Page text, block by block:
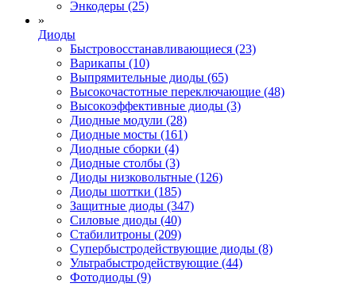
Энкодеры (25)
»
Диоды
Быстровосстанавливающиеся (23)
Варикапы (10)
Выпрямительные диоды (65)
Высокочастотные переключающие (48)
Высокоэффективные диоды (3)
Диодные модули (28)
Диодные мосты (161)
Диодные сборки (4)
Диодные столбы (3)
Диоды низковольтные (126)
Диоды шоттки (185)
Защитные диоды (347)
Силовые диоды (40)
Стабилитроны (209)
Супербыстродействующие диоды (8)
Ультрабыстродействующие (44)
Фотодиоды (9)